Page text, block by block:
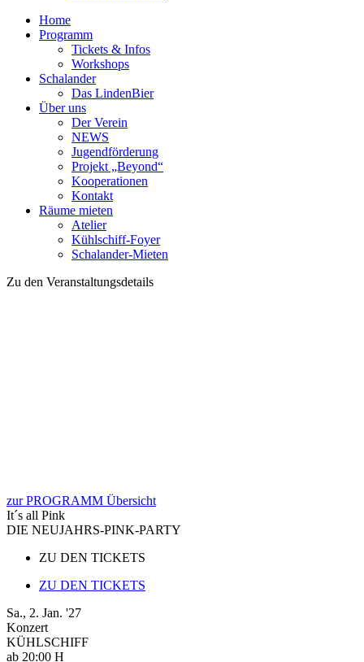
Home
Programm
Tickets & Infos
Workshops
Schalander
Das LindenBier
Über uns
Der Verein
NEWS
Jugendförderung
Projekt „Beyond“
Kooperationen
Kontakt
Räume mieten
Atelier
Kühlschiff-Foyer
Schalander-Mieten
Zu den Veranstaltungsdetails
zur PROGRAMM Übersicht
It´s all Pink
DIE NEUJAHRS-PINK-PARTY
ZU DEN TICKETS
ZU DEN TICKETS
Sa., 2. Jan. '27
Konzert
KÜHLSCHIFF
ab 20:00 H